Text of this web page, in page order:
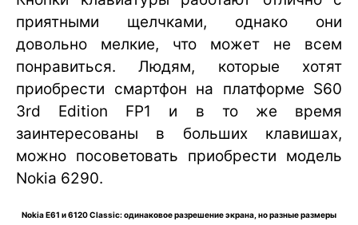
приятными щелчками, однако они
довольно мелкие, что может не всем
понравиться. Людям, которые хотят
приобрести смартфон на платформе S60
3rd Edition FP1 и в то же время
заинтересованы в больших клавишах,
можно посоветовать приобрести модель
Nokia 6290.
Nokia E61 и 6120 Classic: одинаковое разрешение экрана, но разные размеры